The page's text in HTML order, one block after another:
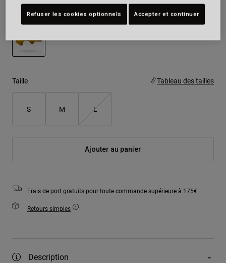
Taille Tableau des tailles
S M L
Ajouter au panier
Frais de port gratuits pour toute commande supérieure à 175€
Retours simples
Description
Refuser les cookies optionnels Accepter et continuer